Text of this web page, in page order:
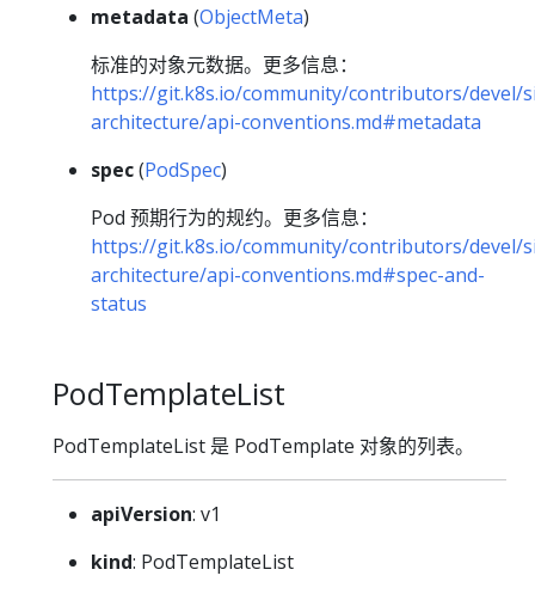
metadata (ObjectMeta)
标准的对象元数据。更多信息：
https://git.k8s.io/community/contributors/devel/
architecture/api-conventions.md#metadata
spec(PodSpec)
Pod 预期行为的规约。更多信息：
https://git.k8s.io/community/contributors/devel/
architecture/api-conventions.md#spec-and-
status
PodTemplateList
PodTemplateList 是 PodTemplate 对象的列表。
apiVersion: v1
kind: PodTemplateList